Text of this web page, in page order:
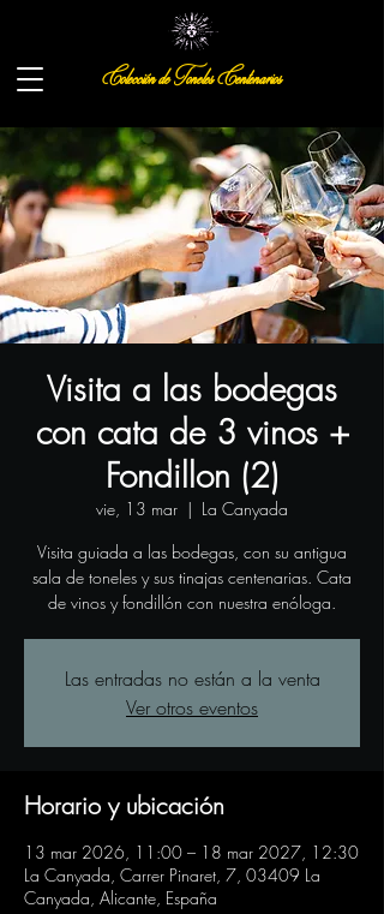
Colección de Toneles Centenarios
Visita a las bodegas
con cata de 3 vinos +
Fondillon (2)
vie, 13 mar
  |
La Canyada
Visita guiada a las bodegas, con su antigua
sala de toneles y sus tinajas centenarias. Cata
de vinos y fondillón con nuestra enóloga.
Las entradas no están a la venta
Ver otros eventos
Horario y ubicación
13 mar 2026, 11:00 – 18 mar 2027, 12:30
La Canyada, Carrer Pinaret, 7, 03409 La
Canyada, Alicante, España